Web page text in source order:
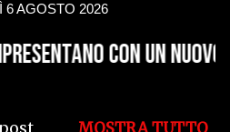
6 AGOSTO 2026